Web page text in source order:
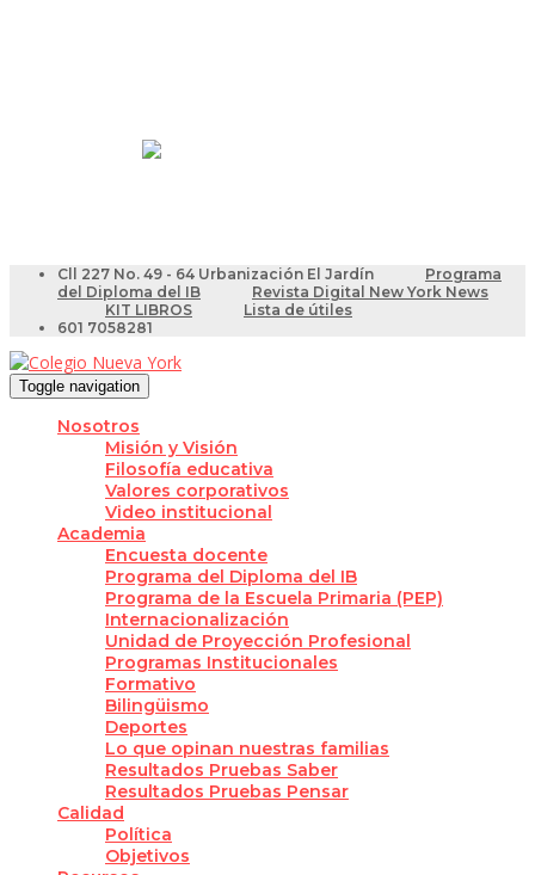
Cll 227 No. 49 - 64 Urbanización El Jardín
Programa
del Diploma del IB
Revista Digital New York News
KIT LIBROS
Lista de útiles
601 7058281
Toggle navigation
Nosotros
Misión y Visión
Filosofía educativa
Valores corporativos
Video institucional
Academia
Encuesta docente
Programa del Diploma del IB
Programa de la Escuela Primaria (PEP)
Internacionalización
Unidad de Proyección Profesional
Programas Institucionales
Formativo
Bilingüismo
Deportes
Lo que opinan nuestras familias
Resultados Pruebas Saber
Resultados Pruebas Pensar
Calidad
Política
Objetivos